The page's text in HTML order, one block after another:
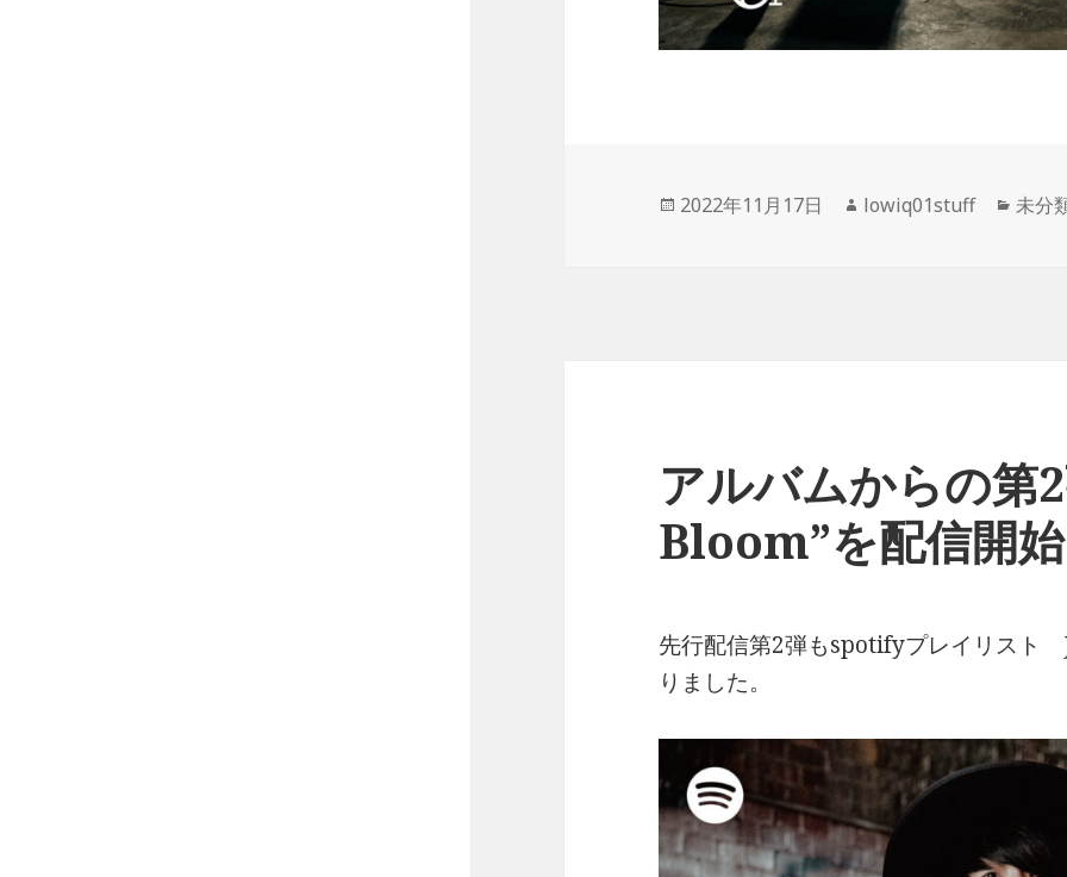
投
2022年11月17日
作
lowiq01stuff
カ
未分
アルバムからの第
Bloom”を配信開
先行配信第2弾もspotifyプレイリスト
りました。